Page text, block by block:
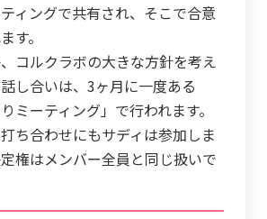
ィングで共有され、そこで合意
す。
コルクラボの大きな方針を考え
し合いは、3ヶ月に一度ある
りミーティング」で行われます。
ち合わせにもサディは参加しま
権はメンバー全員と同じ扱いで